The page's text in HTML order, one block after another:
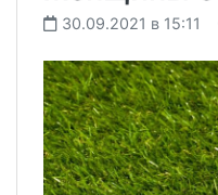
30.09.2021 в 15:11